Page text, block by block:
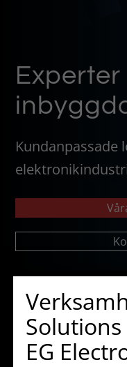
Experter
Kundanpassade
EG